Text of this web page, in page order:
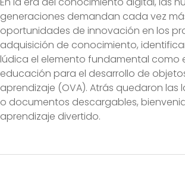
generaciones demandan cada vez
oportunidades de innovación en los
adquisición de conocimiento,
lúdica el elemento fundamental como
educación para el desarrollo de
aprendizaje (OVA). Atrás quedaron las
o documentos descargables,
aprendizaje divertido.